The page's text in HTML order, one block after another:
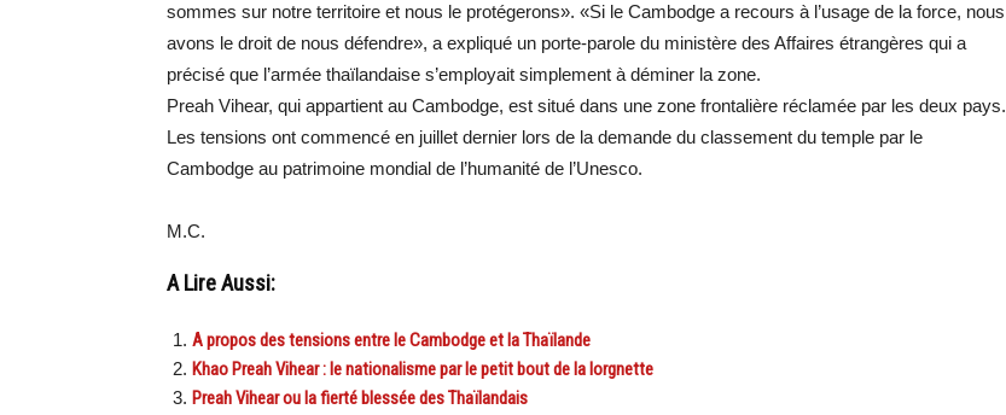
sommes sur notre territoire et nous le protégerons». «Si le Cambodge a recours à l’usage de la force, nous
avons le droit de nous défendre», a expliqué un porte-parole du ministère des Affaires étrangères qui a
précisé que l’armée thaïlandaise s’employait simplement à déminer la zone.
Preah Vihear, qui appartient au Cambodge, est situé dans une zone frontalière réclamée par les deux pays.
Les tensions ont commencé en juillet dernier lors de la demande du classement du temple par le
Cambodge au patrimoine mondial de l’humanité de l’Unesco.
M.C.
A Lire Aussi:
A propos des tensions entre le Cambodge et la Thaïlande
Khao Preah Vihear : le nationalisme par le petit bout de la lorgnette
Preah Vihear ou la fierté blessée des Thaïlandais